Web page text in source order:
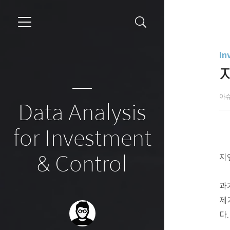
Data Analysis
for Investment
& Control
아
지
과
제
다.